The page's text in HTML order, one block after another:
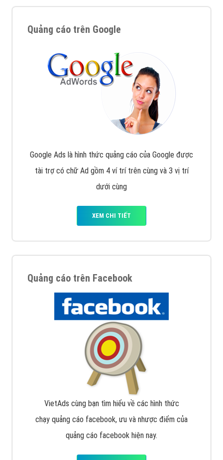
Quảng cáo trên Google
Google Ads là hình thức quảng cáo của Google được
tài trợ có chữ Ad gồm 4 ví trí trên cùng và 3 vị trí
dưới cùng
XEM CHI TIẾT
Quảng cáo trên Facebook
VietAds cùng bạn tìm hiểu về các hình thức
chạy quảng cáo facebook, ưu và nhược điểm của
quảng cáo facebook hiện nay.